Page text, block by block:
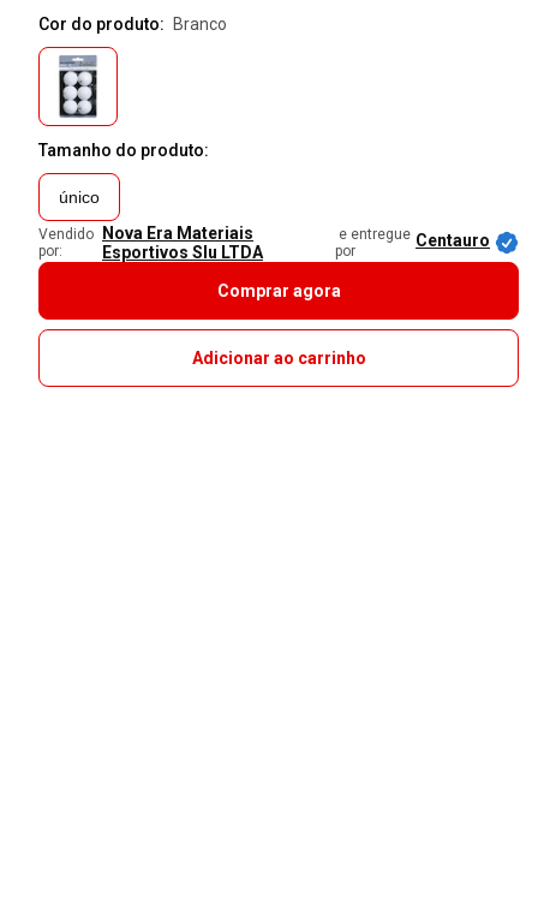
Cor do produto: branco
Tamanho do produto:
único
Vendido
por:
Nova Era Materiais
Esportivos Slu LTDA
e entregue
por
Centauro
Comprar agora
Adicionar ao carrinho